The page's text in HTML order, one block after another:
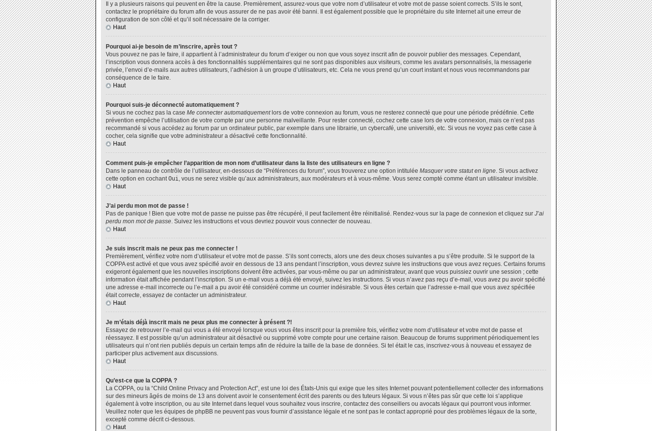
Il y a plusieurs raisons qui peuvent en être la cause. Premièrement, assurez-vous que votre nom d’utilisateur et votre mot de passe soient corrects. S’ils le sont,
contactez le propriétaire du forum afin de vous assurer de ne pas avoir été banni. Il est également possible que le propriétaire du site Internet ait une erreur de
configuration de son côté et qu’il soit nécessaire de la corriger.
Haut
Pourquoi ai-je besoin de m’inscrire, après tout ?
Vous pouvez ne pas le faire, il appartient à l’administrateur du forum d’exiger ou non que vous soyez inscrit afin de pouvoir publier des messages. Cependant,
l’inscription vous donnera accès à des fonctionnalités supplémentaires qui ne sont pas disponibles aux visiteurs, comme les avatars personnalisés, la messagerie
privée, l’envoi d’e-mails aux autres utilisateurs, l’adhésion à un groupe d’utilisateurs, etc. Cela ne vous prend qu’un court instant et nous vous recommandons par
conséquence de le faire.
Haut
Pourquoi suis-je déconnecté automatiquement ?
Si vous ne cochez pas la case Me connecter automatiquementlors de votre connexion au forum, vous ne resterez connecté que pour une période prédéfinie. Cette
prévention empêche l’utilisation de votre compte par une personne malveillante. Pour rester connecté, cochez cette case lors de votre connexion, mais ce n’est pas
recommandé si vous accédez au forum par un ordinateur public, par exemple dans une librairie, un cybercafé, une université, etc. Si vous ne voyez pas cette case à
cocher, cela signifie que votre administrateur a désactivé cette fonctionnalité.
Haut
Comment puis-je empêcher l’apparition de mon nom d’utilisateur dans la liste des utilisateurs en ligne ?
Dans le panneau de contrôle de l’utilisateur, en-dessous de “Préférences du forum”, vous trouverez une option intitulée Masquer votre statut en ligne. Si vous activez
cette option en cochantOui, vous ne serez visible qu’aux administrateurs, aux modérateurs et à vous-même. Vous serez compté comme étant un utilisateur invisible.
Haut
J’ai perdu mon mot de passe !
Pas de panique ! Bien que votre mot de passe ne puisse pas être récupéré, il peut facilement être réinitialisé. Rendez-vous sur la page de connexion et cliquez sur J’ai
perdu mon mot de passe. Suivez les instructions et vous devriez pouvoir vous connecter de nouveau.
Haut
Je suis inscrit mais ne peux pas me connecter !
Premièrement, vérifiez votre nom d’utilisateur et votre mot de passe. S’ils sont corrects, alors une des deux choses suivantes a pu s’être produite. Si le support de la
COPPA est activé et que vous avez spécifié avoir en dessous de 13 ans pendant l’inscription, vous devrez suivre les instructions que vous avez reçues. Certains forums
exigeront également que les nouvelles inscriptions doivent être activées, par vous-même ou par un administrateur, avant que vous puissiez ouvrir une session ; cette
information était affichée pendant l’inscription. Si un e-mail vous a déjà été envoyé, suivez les instructions. Si vous n’avez pas reçu d’e-mail, vous avez pu avoir spécifié
une adresse e-mail incorrecte ou l’e-mail a pu avoir été considéré comme un courrier indésirable. Si vous êtes certain que l’adresse e-mail que vous avez spécifiée
était correcte, essayez de contacter un administrateur.
Haut
Je m’étais déjà inscrit mais ne peux plus me connecter à présent ?!
Essayez de retrouver l’e-mail qui vous a été envoyé lorsque vous vous êtes inscrit pour la première fois, vérifiez votre nom d’utilisateur et votre mot de passe et
réessayez. Il est possible qu’un administrateur ait désactivé ou supprimé votre compte pour une certaine raison. Beaucoup de forums suppriment périodiquement les
utilisateurs qui n’ont rien publiés depuis un certain temps afin de réduire la taille de la base de données. Si tel était le cas, inscrivez-vous à nouveau et essayez de
participer plus activement aux discussions.
Haut
Qu’est-ce que la COPPA ?
La COPPA, ou la “Child Online Privacy and Protection Act”, est une loi des États-Unis qui exige que les sites Internet pouvant potentiellement collecter des informations
sur des mineurs âgés de moins de 13 ans doivent avoir le consentement écrit des parents ou des tuteurs légaux. Si vous n’êtes pas sûr que cette loi s’applique
également à votre inscription, ou au site Internet dans lequel vous souhaitez vous inscrire, contactez des conseillers ou avocats légaux qui pourront vous informer.
Veuillez noter que les équipes de phpBB ne peuvent pas vous fournir d’assistance légale et ne sont pas le contact approprié pour des problèmes légaux de la sorte,
excepté comme décrit ci-dessous.
Haut